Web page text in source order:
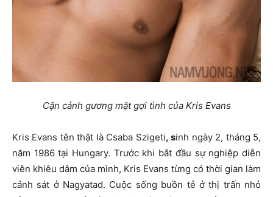
Cận cảnh gương mặt gợi tình của Kris Evans
Kris Evans tên thật là Csaba Szigeti, sinh ngày 2, tháng 5,
năm 1986 tại Hungary. Trước khi bắt đầu sự nghiệp diễn
viên khiêu dâm của mình, Kris Evans từng có thời gian làm
cảnh sát ở Nagyatad. Cuộc sống buồn tẻ ở thị trấn nhỏ